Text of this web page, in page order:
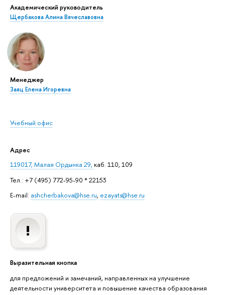
Академический руководитель
Щербакова Алина Вячеславовна
Менеджер
Заяц Елена Игоревна
Учебный офис
Адрес
119017, Малая Ордынка 29, каб. 110, 109
Тел.: +7 (495) 772-95-90 * 22153
E-mail: ashcherbakova@hse.ru, ezayats@hse.ru
Выразительная кнопка
для предложений и замечаний, направленных на улучшение
деятельности университета и повышение качества образования